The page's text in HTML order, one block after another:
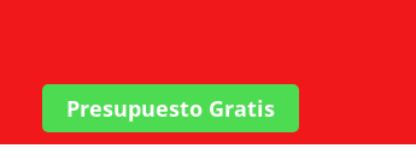
Presupuesto Gratis